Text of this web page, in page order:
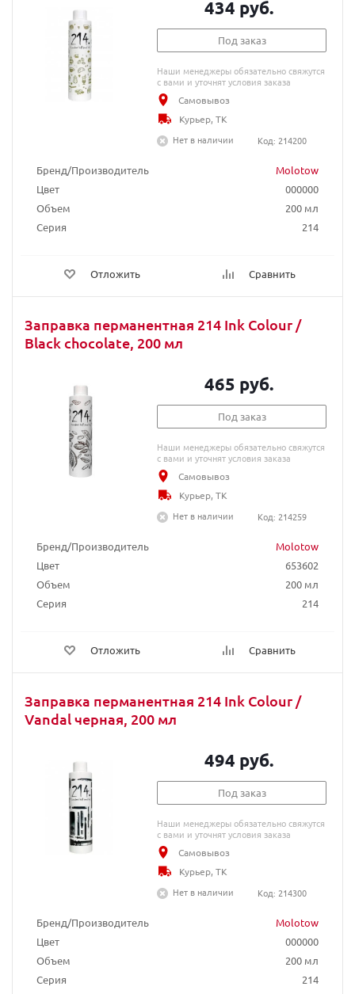
Бренд/Производитель
Molotow
Цвет
000000
Объем
200 мл
Серия
214
Отложить Сравнить
434 руб.
Под заказ
Наши менеджеры обязательно свяжутся
с вами и уточнят условия заказа
Самовывоз
Курьер, ТК
Нет в наличии
Код: 214200
Заправка перманентная 214 Ink Colour /
Black chocolate, 200 мл
Бренд/Производитель
Molotow
Цвет
653602
Объем
200 мл
Серия
214
Отложить Сравнить
465 руб.
Под заказ
Наши менеджеры обязательно свяжутся
с вами и уточнят условия заказа
Самовывоз
Курьер, ТК
Нет в наличии
Код: 214259
Заправка перманентная 214 Ink Colour /
Vandal черная, 200 мл
Бренд/Производитель
Molotow
Цвет
000000
Объем
200 мл
Серия
214
494 руб.
Под заказ
Наши менеджеры обязательно свяжутся
с вами и уточнят условия заказа
Самовывоз
Курьер, ТК
Нет в наличии
Код: 214300